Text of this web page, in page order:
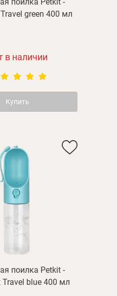
green 400 мл
в наличии
Купить
поилка Petkit -
Travel blue 400 мл